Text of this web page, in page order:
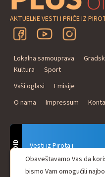
AKTUELNE VESTI I PRIČE IZ
Lokalna samouprava
Kultura
Sport
Vaši oglasi
Emisije
O nama
Impressum
Vesti iz Pirota i
Naxi Plus Radio
Uvek u Vašem džepu!
ANDROID Obaveštavamo Vas da
bismo Vam omogućili